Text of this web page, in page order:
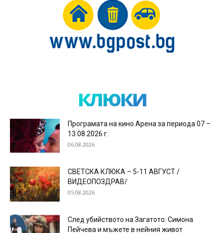
клюки
Програмата на кино Арена за периода 07 –
13.08.2026 г.
06.08.2026
СВЕТСКА КЛЮКА – 5-11 АВГУСТ /
ВИДЕОПОЗДРАВ/
05.08.2026
След убийството на Загатото: Симона
Пейчева и мъжете в нейния живот